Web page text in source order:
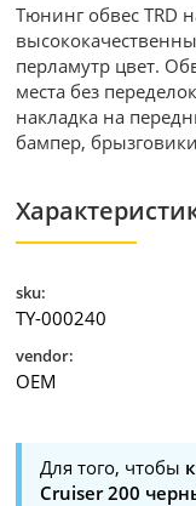
Tюнинг обвес TRD
перламутр цвет.
места без
накладка на
бампер,
sku:
TY-000240
vendor:
OEM
Для того, чтобы
Cruiser 200